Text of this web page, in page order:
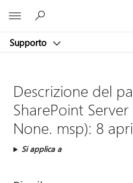
Supporto
Descrizione del
SharePoint
None. msp): 8
Si applica a